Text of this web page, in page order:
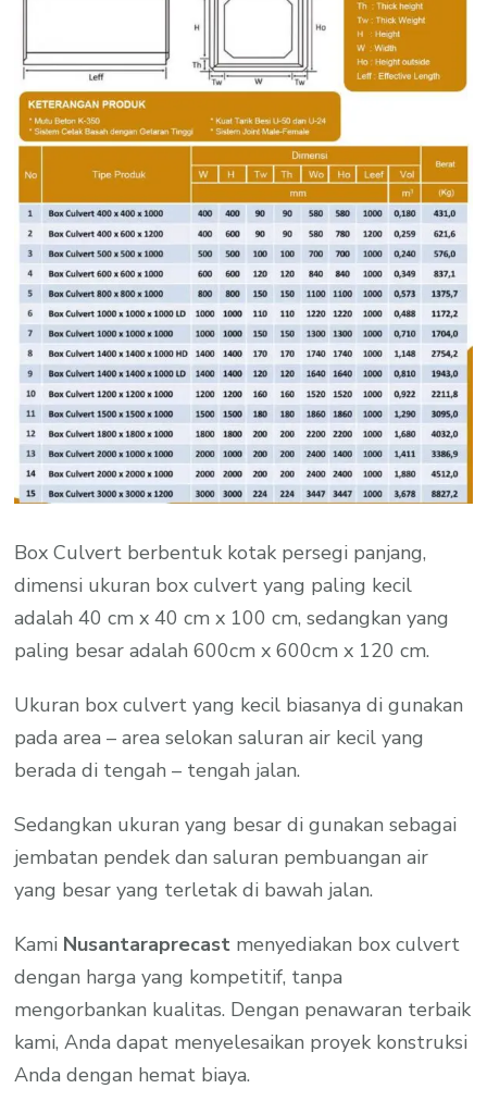
Box Culvert berbentuk kotak persegi panjang,
dimensi ukuran box culvert yang paling kecil
adalah 40 cm x 40 cm x 100 cm, sedangkan yang
paling besar adalah 600cm x 600cm x 120 cm.
Ukuran box culvert yang kecil biasanya di gunakan
pada area – area selokan saluran air kecil yang
berada di tengah – tengah jalan.
Sedangkan ukuran yang besar di gunakan sebagai
jembatan pendek dan saluran pembuangan air
yang besar yang terletak di bawah jalan.
Kami Nusantaraprecast menyediakan box culvert
dengan harga yang kompetitif, tanpa
mengorbankan kualitas. Dengan penawaran terbaik
kami, Anda dapat menyelesaikan proyek konstruksi
Anda dengan hemat biaya.